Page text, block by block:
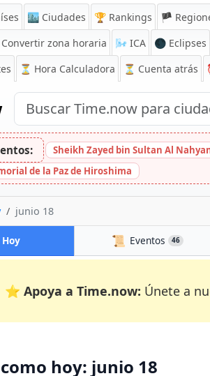
🏙️ Ciudades 🏆 Rankings 🏴
Convertir zona horaria 🌬️ ICA 🌑 Eclipses
⏳ Hora Calculadora ⏳ Cuenta atrás
Sheikh Zayed bin Sultan Al
de la Paz de Hiroshima
junio 18
Hoy 📜 Eventos 46
⭐ Apoya a Time.now: Únete a
hoy: junio 18